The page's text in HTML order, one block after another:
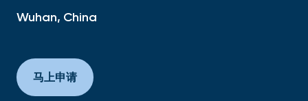
Wuhan, China
马上申请